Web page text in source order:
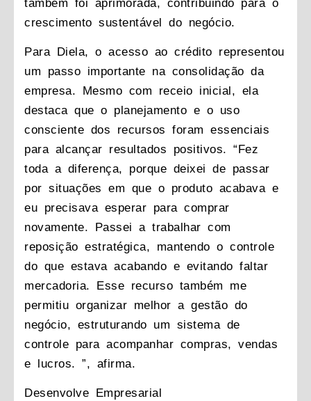
também foi aprimorada, contribuindo para o
crescimento sustentável do negócio.
Para Diela, o acesso ao crédito representou
um passo importante na consolidação da
empresa. Mesmo com receio inicial, ela
destaca que o planejamento e o uso
consciente dos recursos foram essenciais
para alcançar resultados positivos. “Fez
toda a diferença, porque deixei de passar
por situações em que o produto acabava e
eu precisava esperar para comprar
novamente. Passei a trabalhar com
reposição estratégica, mantendo o controle
do que estava acabando e evitando faltar
mercadoria. Esse recurso também me
permitiu organizar melhor a gestão do
negócio, estruturando um sistema de
controle para acompanhar compras, vendas
e lucros. ”, afirma.
Desenvolve Empresarial